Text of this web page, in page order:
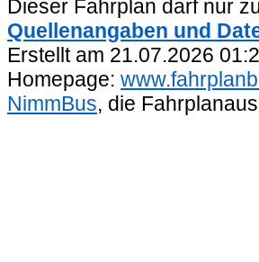
Dieser Fahrplan darf nur
Quellenangaben und
Erstellt am 21.07.2026
Homepage:
NimmBus, die